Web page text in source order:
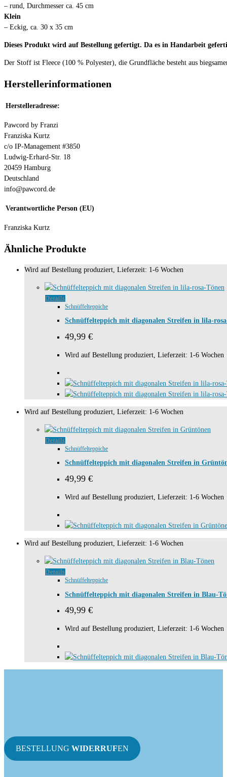
– rund, Durchmesser ca. 45 cm
Klein
– Eckig, ca. 30 x 35 cm
Dieses Produkt wird auf Bestellung gefertigt. Da es in Handarbeit
Der Stoff ist Fleece (100 % Polyester), die Grundfläche besteht aus
Herstellerinformationen
Herstelleradresse:
Pawcord by Franzi
Franziska Kurtz
c/o IP-Management #3850
Ludwig-Erhard-Str. 18
20459 Hamburg
Deutschland
info@pawcord.de
Verantwortliche Person (EU)
Franziska Kurtz
Ähnliche Produkte
Wird auf Bestellung produziert, Lieferzeit: 1-6 Wochen
Details
Produkt
weist
Varianten
auf.
können
auf
Produktseite
gewählt
werden
Schnüffelteppiche
Schnüffelteppich mit diagonalen Streifen in lila-
49,99 €
Wird auf Bestellung produziert, Lieferzeit: 1-6 Wochen
Wird auf Bestellung produziert, Lieferzeit: 1-6 Wochen
Details
Produkt
weist
Varianten
auf.
können
der
Produktseite
werden
Schnüffelteppiche
Schnüffelteppich mit diagonalen Streifen in
49,99 €
Wird auf Bestellung produziert, Lieferzeit: 1-6 Wochen
Wird auf Bestellung produziert, Lieferzeit: 1-6 Wochen
Details
Produkt
weist
Varianten
auf.
können
Schnüffelteppiche
Schnüffelteppich mit diagonalen Streifen in Blau-
49,99 €
Wird auf Bestellung produziert, Lieferzeit: 1-6 Wochen
BESTELLUNG WIDERRUFEN